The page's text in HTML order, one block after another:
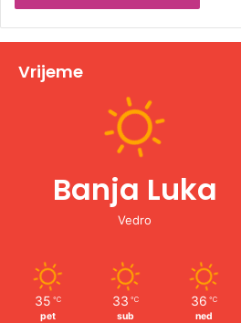
t
vVrijeme
Banja Luka
Vedro
35 ℃
pet
33 ℃
sub
36 ℃
ned